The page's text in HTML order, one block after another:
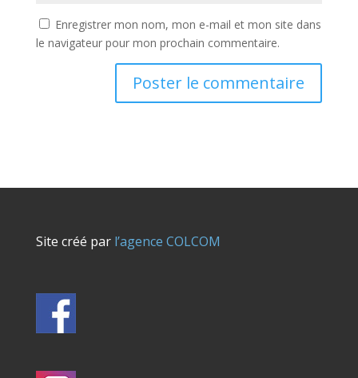
Enregistrer mon nom, mon e-mail et mon site dans
le navigateur pour mon prochain commentaire.
Site créé parl’agence COLCOM